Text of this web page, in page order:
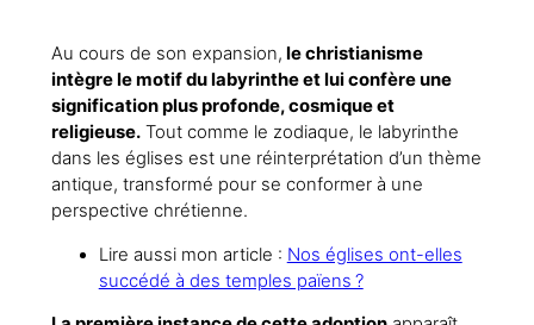
Au cours de son expansion, le christianisme
intègre le motif du labyrinthe et lui confère une
signification plus profonde, cosmique et
religieuse.Tout comme le zodiaque, le labyrinthe
dans les églises est une réinterprétation d’un thème
antique, transformé pour se conformer à une
perspective chrétienne.
Lire aussi mon article : Nos églises ont-elles
succédé à des temples païens ?